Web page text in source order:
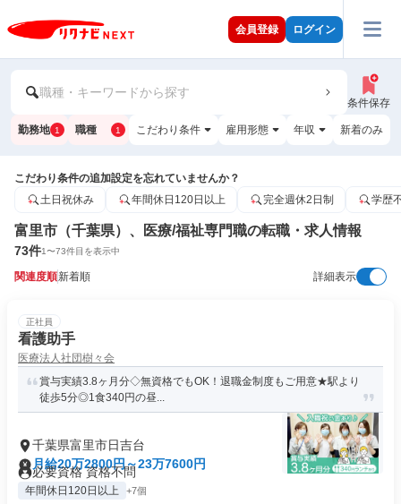
会員登録 ログイン
職種・キーワードから探す
条件保存
勤務地 1 職種 1 こだわり条件 雇用形態 年収 新着のみ
こだわり条件の追加設定を忘れていませんか？
土日祝休み
年間休日120日以上 完全週休2日制 学歴
富里市（千葉県）、医療/福祉専門職の転職・求人情報
73件1〜73件目を表示中
関連度順新着順 詳細表示
正社員
看護助手
医療法人社団樹々会
賞与実績3.8ヶ月分◇無資格でもOK！退職金制度もご用意★駅より
徒歩5分◎1食340円の昼...
千葉県富里市日吉台
月給20万2800円～23万7600円
必要資格 資格不問
年間休日120日以上 +7個